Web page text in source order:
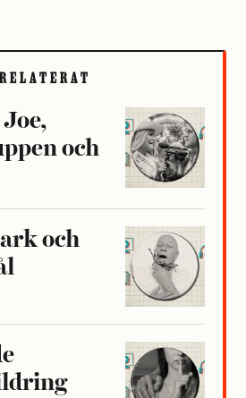
RELATERAT
och
och